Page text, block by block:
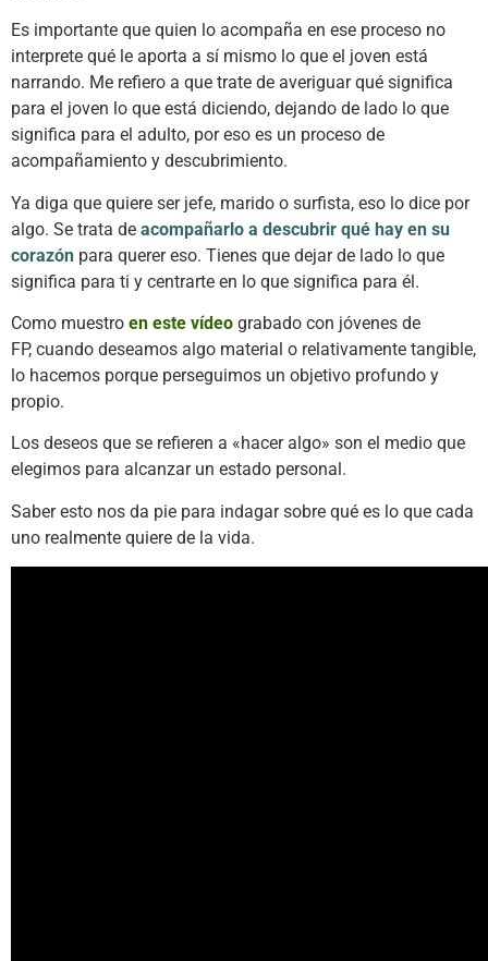
Es importante que quien lo acompaña en ese proceso no
interprete qué le aporta a sí mismo lo que el joven está
narrando. Me refiero a que trate de averiguar qué significa
para el joven lo que está diciendo, dejando de lado lo que
significa para el adulto, por eso es un proceso de
acompañamiento y descubrimiento.
Ya diga que quiere ser jefe, marido o surfista, eso lo dice por
algo. Se trata de acompañarlo a descubrir qué hay en su
corazón para querer eso. Tienes que dejar de lado lo que
significa para ti y centrarte en lo que significa para él.
Como muestro en este vídeo grabado con jóvenes de
FP, cuando deseamos algo material o relativamente tangible,
lo hacemos porque perseguimos un objetivo profundo y
propio.
Los deseos que se refieren a «hacer algo» son el medio que
elegimos para alcanzar un estado personal.
Saber esto nos da pie para indagar sobre qué es lo que cada
uno realmente quiere de la vida.